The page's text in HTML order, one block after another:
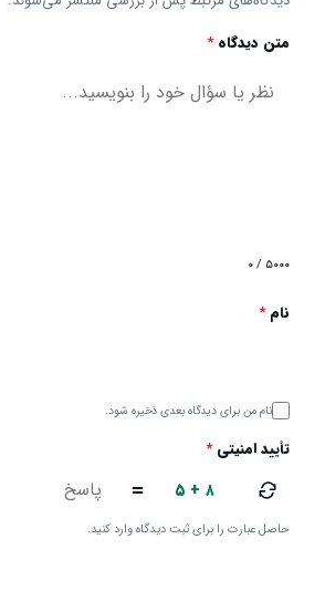
متن دیدگاه*
۰ / ۵۰۰۰
نام*
نام من برای دیدگاه بعدی ذخیره شود.
تأیید امنیتی*
۵ + ۸ =
حاصل عبارت را برای ثبت دیدگاه وارد کنید.